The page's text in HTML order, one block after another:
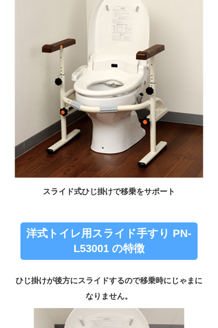
スライド式ひじ掛けで移乗をサポート
洋式トイレ用スライド手すり PN-
L53001 の特徴
ひじ掛けが後方にスライドするので移乗時にじゃまに
なりません。